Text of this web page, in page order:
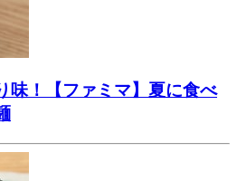
味！【ファミマ】夏に食べ